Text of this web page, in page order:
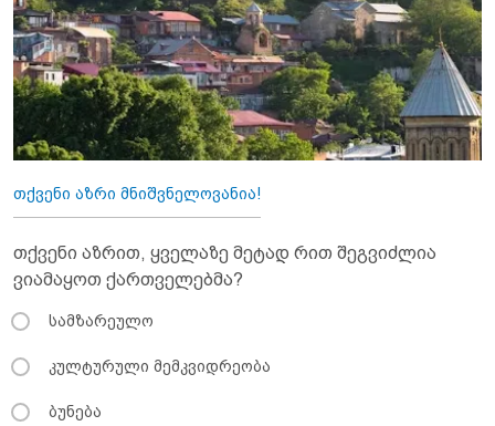
თქვენი აზრი მნიშვნელოვანია!
თქვენი აზრით, ყველაზე მეტად რით შეგვიძლია
ვიამაყოთ ქართველებმა?
სამზარეულო
კულტურული მემკვიდრეობა
ბუნება